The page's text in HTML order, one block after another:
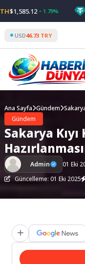
to
content
$1,585.12 1.79%
USD46.73 TRY
Ana Sayfa Gündem
Gündem
Sakarya
Admin
01 Eki
Güncelleme: 01 Eki 2025